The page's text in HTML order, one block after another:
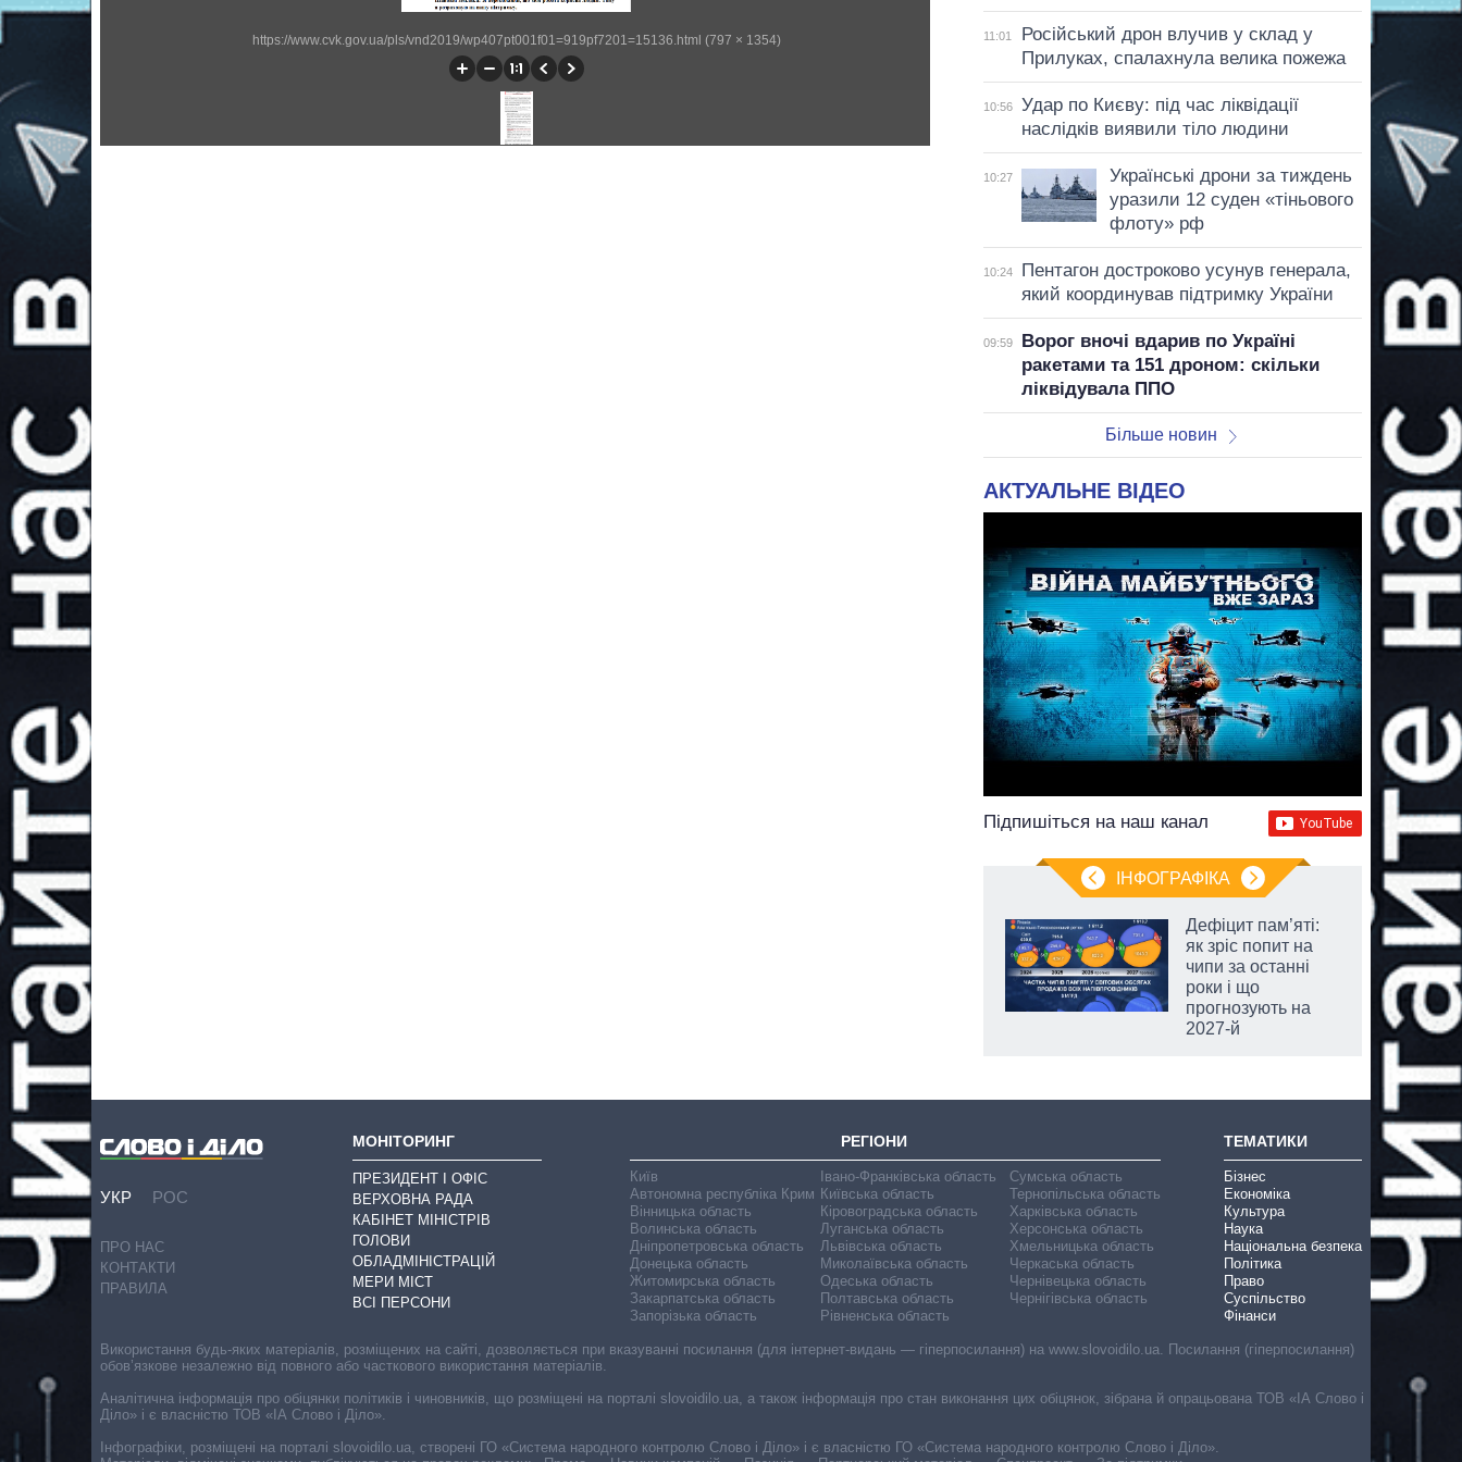
https://www.cvk.gov.ua/pls/vnd2019/wp407pt001f01=919pf7201=15136.html (797 × 1354) 11:01
Російський дрон влучив у склад у
Прилуках, спалахнула велика пожежа
10:56
Удар по Києву: під час ліквідації
наслідків виявили тіло людини
10:27
Українські дрони за тиждень
уразили 12 суден «тіньового
флоту» рф
10:24
Пентагон достроково усунув генерала,
який координував підтримку України
09:59
Ворог вночі вдарив по Україні
ракетами та 151 дроном: скільки
ліквідувала ППО
Більше новин
АКТУАЛЬНЕ ВІДЕО
Підпишіться на наш канал
ІНФОГРАФІКА
Дефіцит пам’яті:
як зріс попит на
чипи за останні
роки і що
прогнозують на
2027-й
УКР РОС
ПРО НАС
КОНТАКТИ
ПРАВИЛА
МОНІТОРИНГ
ПРЕЗИДЕНТ І ОФІС
ВЕРХОВНА РАДА
КАБІНЕТ МІНІСТРІВ
ГОЛОВИ
ОБЛАДМІНІСТРАЦІЙ
МЕРИ МІСТ
ВСІ ПЕРСОНИ
РЕГІОНИ
Київ
Автономна республіка Крим
Вінницька область
Волинська область
Дніпропетровська область
Донецька область
Житомирська область
Закарпатська область
Запорізька область
Івано-Франківська область
Київська область
Кіровоградська область
Луганська область
Львівська область
Миколаївська область
Одеська область
Полтавська область
Рівненська область
Сумська область
Тернопільська область
Харківська область
Херсонська область
Хмельницька область
Черкаська область
Чернівецька область
Чернігівська область
ТЕМАТИКИ
Бізнес
Економіка
Культура
Наука
Національна безпека
Політика
Право
Суспільство
Фінанси
Використання будь-яких матеріалів, розміщених на сайті, дозволяється при вказуванні посилання (для інтернет-видань — гіперпосилання) на www.slovoidilo.ua. Посилання (гіперпосилання)
обов’язкове незалежно від повного або часткового використання матеріалів.
Аналітична інформація про обіцянки політиків і чиновників, що розміщені на порталі slovoidilo.ua, а також інформація про стан виконання цих обіцянок, зібрана й опрацьована ТОВ «ІА Слово і
Діло» і є власністю ТОВ «ІА Слово і Діло».
Інфографіки, розміщені на порталі slovoidilo.ua, створені ГО «Система народного контролю Слово і Діло» і є власністю ГО «Система народного контролю Слово і Діло».